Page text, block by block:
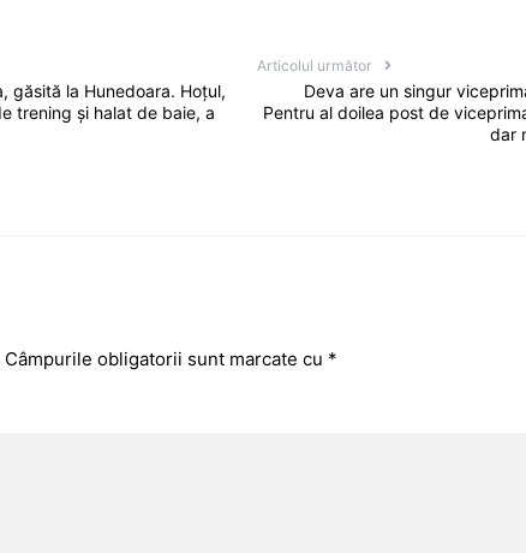
găsită la Hunedoara. Hoțul,
trening și halat de baie, a
Articolul următor
Deva are un singur
Pentru al doilea post de
dar
Câmpurile obligatorii sunt marcate cu *